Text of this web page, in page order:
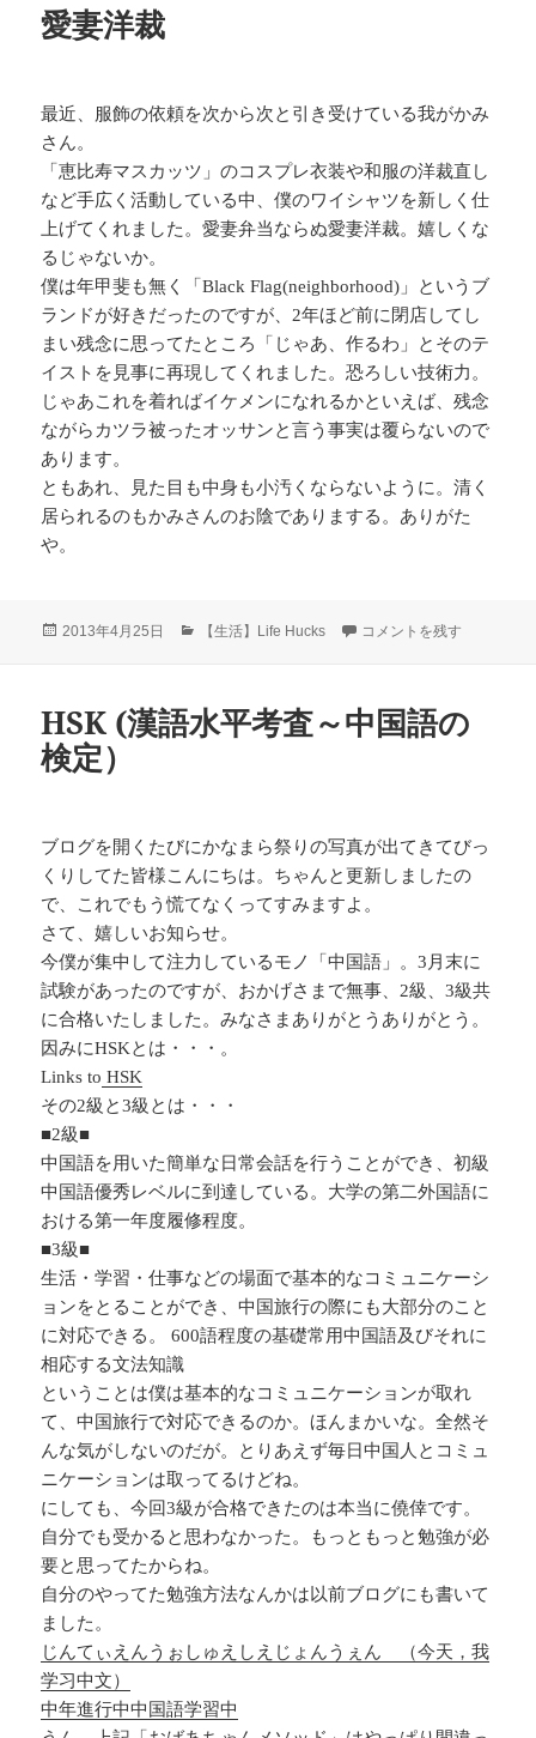
愛妻洋裁
最近、服飾の依頼を次から次と引き受けている我がかみ
さん。
「恵比寿マスカッツ」のコスプレ衣装や和服の洋裁直し
など手広く活動している中、僕のワイシャツを新しく仕
上げてくれました。愛妻弁当ならぬ愛妻洋裁。嬉しくな
るじゃないか。
僕は年甲斐も無く「Black Flag(neighborhood)」というブ
ランドが好きだったのですが、2年ほど前に閉店してし
まい残念に思ってたところ「じゃあ、作るわ」とそのテ
イストを見事に再現してくれました。恐ろしい技術力。
じゃあこれを着ればイケメンになれるかといえば、残念
ながらカツラ被ったオッサンと言う事実は覆らないので
あります。
ともあれ、見た目も中身も小汚くならないように。清く
居られるのもかみさんのお陰でありまする。ありがた
や。
投
2013年4月25日
カ
ー
【生活】Life Hucks 愛妻洋裁 に
コメントを残す
HSK (漢語水平考査～中国語の
検定）
ブログを開くたびにかなまら祭りの写真が出てきてびっ
くりしてた皆様こんにちは。ちゃんと更新しましたの
で、これでもう慌てなくってすみますよ。
さて、嬉しいお知らせ。
今僕が集中して注力しているモノ「中国語」。3月末に
試験があったのですが、おかげさまで無事、2級、3級共
に合格いたしました。みなさまありがとうありがとう。
因みにHSKとは・・・。
Links to HSK
その2級と3級とは・・・
■2級■
中国語を用いた簡単な日常会話を行うことができ、初級
中国語優秀レベルに到達している。大学の第二外国語に
おける第一年度履修程度。
■3級■
生活・学習・仕事などの場面で基本的なコミュニケーシ
ョンをとることができ、中国旅行の際にも大部分のこと
に対応できる。 600語程度の基礎常用中国語及びそれに
相応する文法知識
ということは僕は基本的なコミュニケーションが取れ
て、中国旅行で対応できるのか。ほんまかいな。全然そ
んな気がしないのだが。とりあえず毎日中国人とコミュ
ニケーションは取ってるけどね。
にしても、今回3級が合格できたのは本当に僥倖です。
自分でも受かると思わなかった。もっともっと勉強が必
要と思ってたからね。
自分のやってた勉強方法なんかは以前ブログにも書いて
ました。
じんてぃえんうぉしゅえしえじょんうぇん （今天，我
学习中文）
中年進行中中国語学習中